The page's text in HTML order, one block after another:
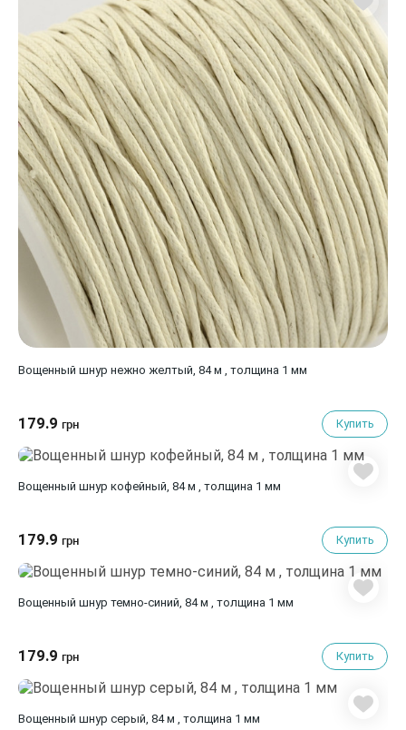
Вощенный шнур нежно желтый, 84 м , толщина 1 мм
179.9 грн Купить
Вощенный шнур кофейный, 84 м , толщина 1 мм
179.9 грн Купить
Вощенный шнур темно-синий, 84 м , толщина 1 мм
179.9 грн Купить
Вощенный шнур серый, 84 м , толщина 1 мм